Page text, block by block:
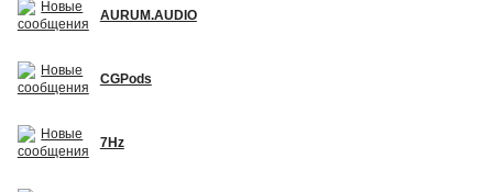
AURUM.AUDIO
CGPods
7Hz